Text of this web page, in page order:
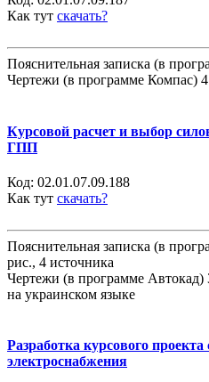
Как тут скачать?
Пояснительная записка (в
Чертежи (в программе Компас)
Курсовой расчет и выбор
ГПП
Код: 02.01.07.09.188
Как тут скачать?
Пояснительная записка (в
рис., 4 источника
Чертежи (в программе Автокад)
на украинском языке
Разработка курсового
электроснабжения